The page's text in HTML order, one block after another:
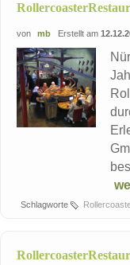
von mb Erstellt am
Schlagworte